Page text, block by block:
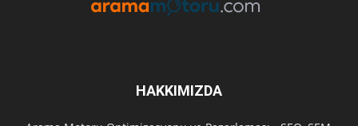
HAKKIMIZDA